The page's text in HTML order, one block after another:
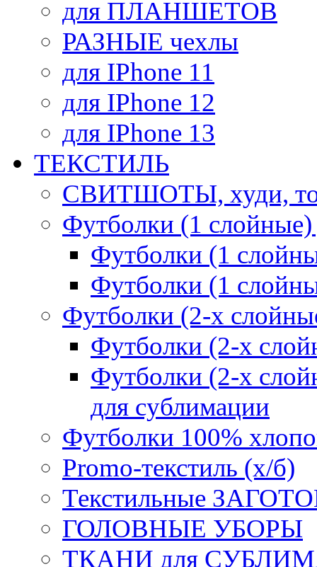
для ПЛАНШЕТОВ
РАЗНЫЕ чехлы
для IPhone 11
для IPhone 12
для IPhone 13
ТЕКСТИЛЬ
СВИТШОТЫ, худи,
Футболки (1
Футболки (1
Футболки (1
Футболки (2-х
Футболки (2-х
Футболки (2-х
для сублимации
Футболки 100%
Promo-текстиль (х/б)
Текстильные
ГОЛОВНЫЕ УБОРЫ
ТКАНИ для